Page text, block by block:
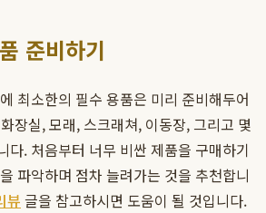
준비하기
최소한의 필수 용품은 미리 준비해두어
장실, 모래, 스크래쳐, 이동장, 그리고 몇
다. 처음부터 너무 비싼 제품을 구매하기
파악하며 점차 늘려가는 것을 추천합니
뷰 글을 참고하시면 도움이 될 것입니다.